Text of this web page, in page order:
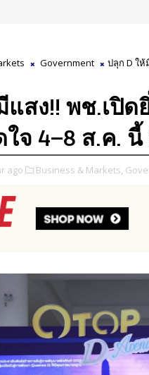
Government
ปลุก D ให้
สง!! พช.เปิด
จ 4–8 ส.ค.
ago Business & Markets,